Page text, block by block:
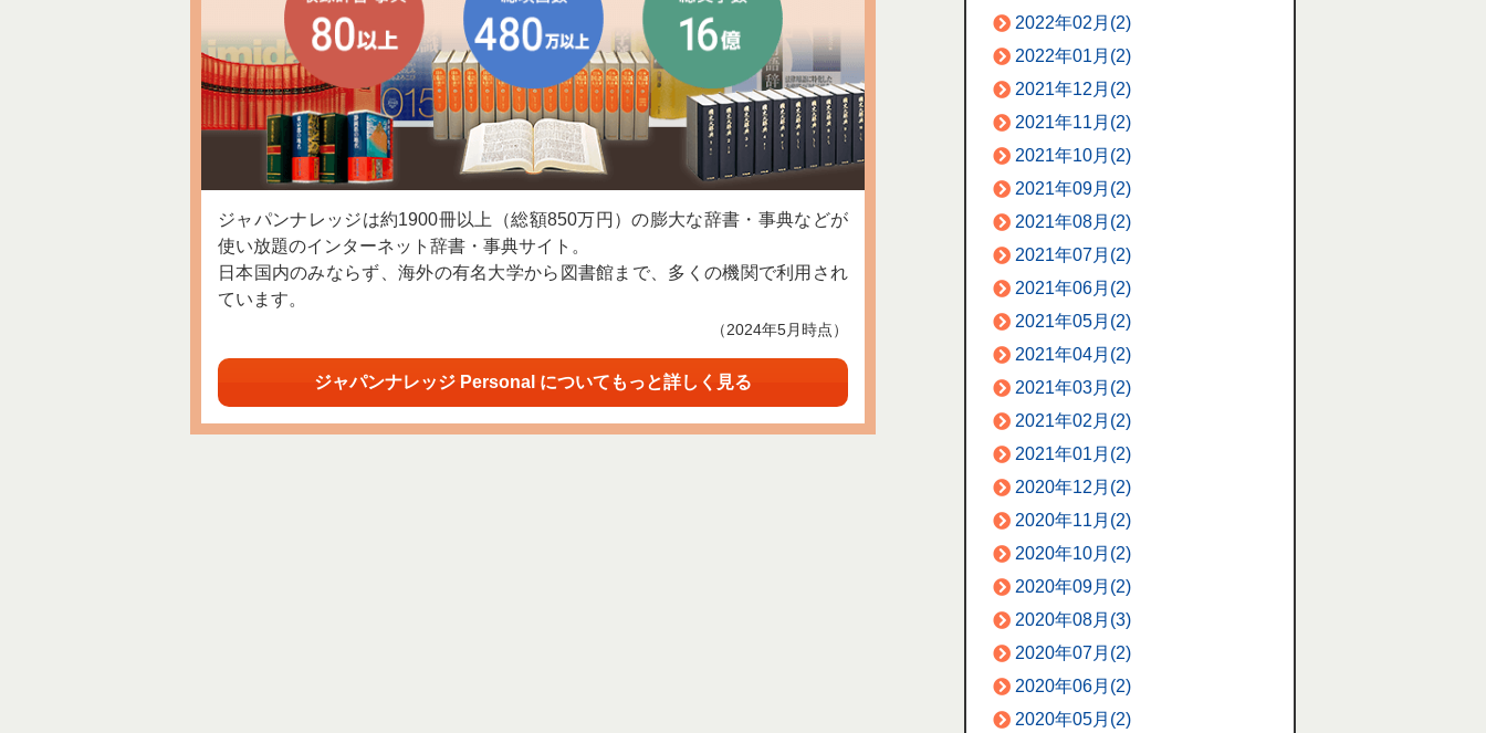
ジャパンナレッジは約1900冊以上（総額850万円）の膨大な辞書・事典などが
使い放題のインターネット辞書・事典サイト。
日本国内のみならず、海外の有名大学から図書館まで、多くの機関で利用され
ています。
（2024年5月時点）
ジャパンナレッジ Personal についてもっと詳しく見る
2022年02月(2)
2022年01月(2)
2021年12月(2)
2021年11月(2)
2021年10月(2)
2021年09月(2)
2021年08月(2)
2021年07月(2)
2021年06月(2)
2021年05月(2)
2021年04月(2)
2021年03月(2)
2021年02月(2)
2021年01月(2)
2020年12月(2)
2020年11月(2)
2020年10月(2)
2020年09月(2)
2020年08月(3)
2020年07月(2)
2020年06月(2)
2020年05月(2)